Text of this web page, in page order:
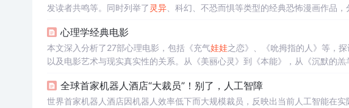
发读者共鸣等。同时列举了 灵异、科幻、不恐而惧等类型的经典恐怖漫画作品，
心理学经典电影
本文深入分析了27部心理电影，包括《充气娃娃之恋》、《吮拇指的人》等，
以及电影艺术与现实真实性的关系。从《美丽心灵》到《本能》，从《沉默的
全球首家机器人酒店“大裁员”！别了，人工智障
世界首家机器人酒店因机器人效率低下而大规模裁员，反映出当前人工智能在